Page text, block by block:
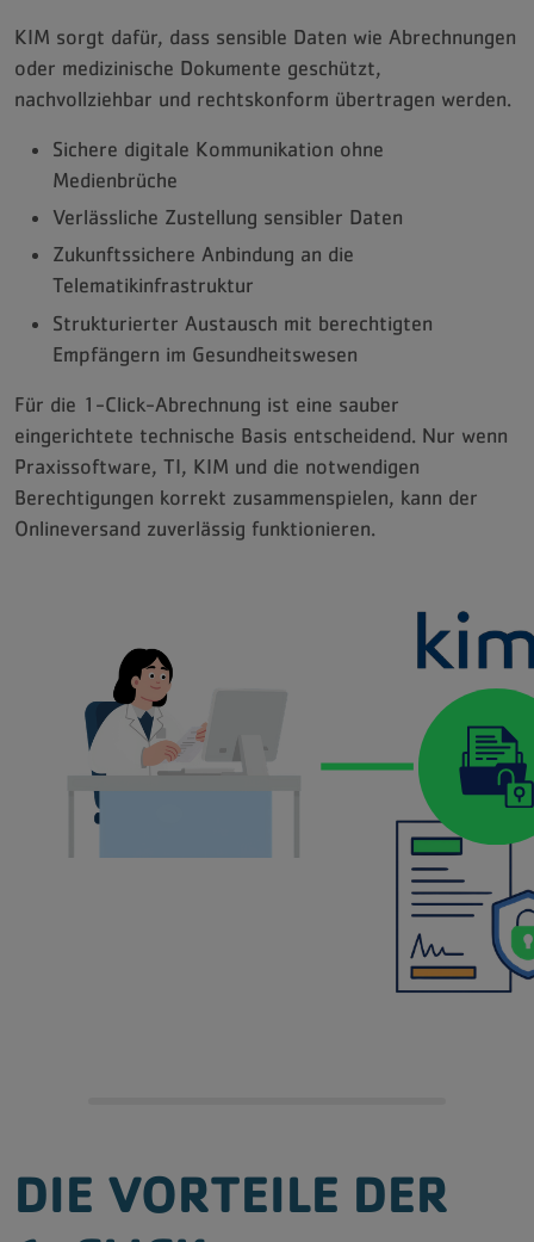
KIM sorgt dafür, dass sensible Daten wie Abrechnungen
oder medizinische Dokumente geschützt,
nachvollziehbar und rechtskonform übertragen werden.
Sichere digitale Kommunikation ohne
Medienbrüche
Verlässliche Zustellung sensibler Daten
Zukunftssichere Anbindung an die
Telematikinfrastruktur
Strukturierter Austausch mit berechtigten
Empfängern im Gesundheitswesen
Für die 1-Click-Abrechnung ist eine sauber
eingerichtete technische Basis entscheidend. Nur wenn
Praxissoftware, TI, KIM und die notwendigen
Berechtigungen korrekt zusammenspielen, kann der
Onlineversand zuverlässig funktionieren.
DIE VORTEILE DER